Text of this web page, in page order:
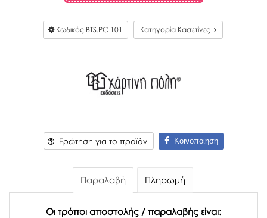
Κωδικός BTS.PC 101 Κατηγορία Κασετίνες
Ερώτηση για το προϊόν Κοινοποίηση
Παραλαβή Πληρωμή
Οι τρόποι αποστολής / παραλαβής είναι: